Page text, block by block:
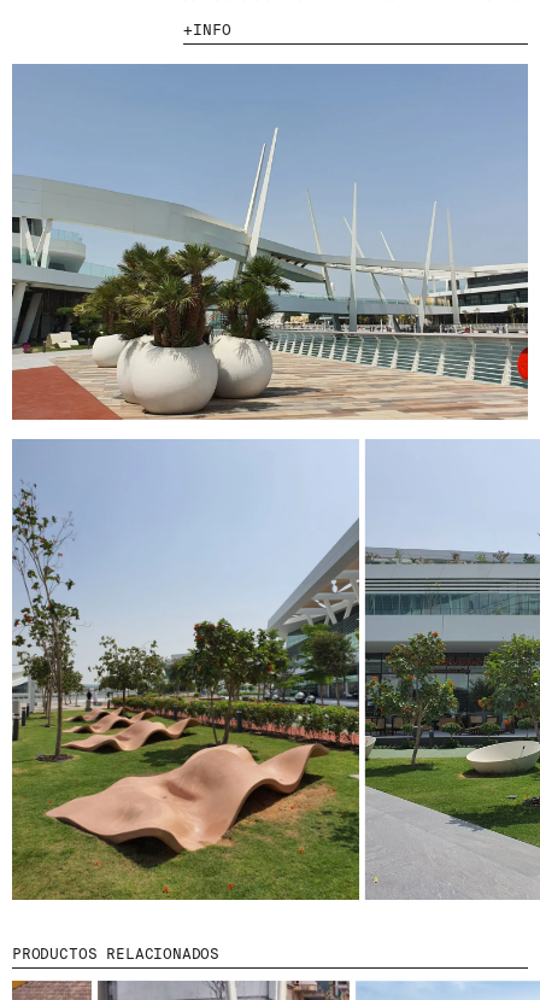
confortable a lo largo de todo el espacio urbano.
INFO
PRODUCTOS RELACIONADOS
CERTIFICADOS
© 2026 ESCOFET 1886 S.A.